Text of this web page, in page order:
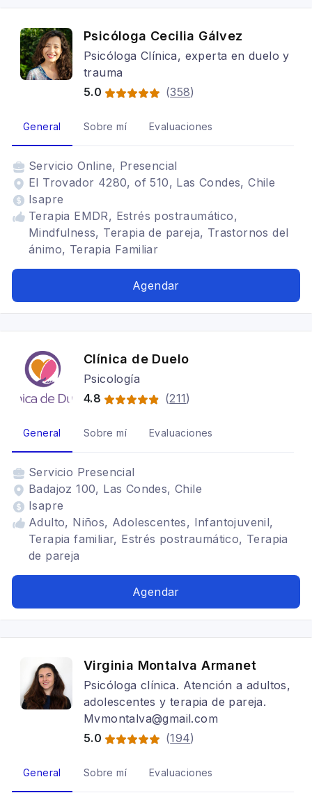
Ericksoniana, Terapia familiar, Adulto, TOC
Psicóloga Cecilia Gálvez
Psicóloga Clínica, experta en duelo y
trauma
5.0
(358)
General Sobre mí Evaluaciones
Servicio Online, Presencial
El Trovador 4280, of 510, Las Condes, Chile
Isapre
Terapia EMDR, Estrés postraumático,
Mindfulness, Terapia de pareja, Trastornos del
ánimo, Terapia Familiar
Agendar
Clínica de Duelo
Psicología
4.8
(211)
General Sobre mí Evaluaciones
Servicio Presencial
Badajoz 100, Las Condes, Chile
Isapre
Adulto, Niños, Adolescentes, Infantojuvenil,
Terapia familiar, Estrés postraumático, Terapia
de pareja
Agendar
Virginia Montalva Armanet
Psicóloga clínica. Atención a adultos,
adolescentes y terapia de pareja.
Mvmontalva@gmail.com
5.0
(194)
General Sobre mí Evaluaciones